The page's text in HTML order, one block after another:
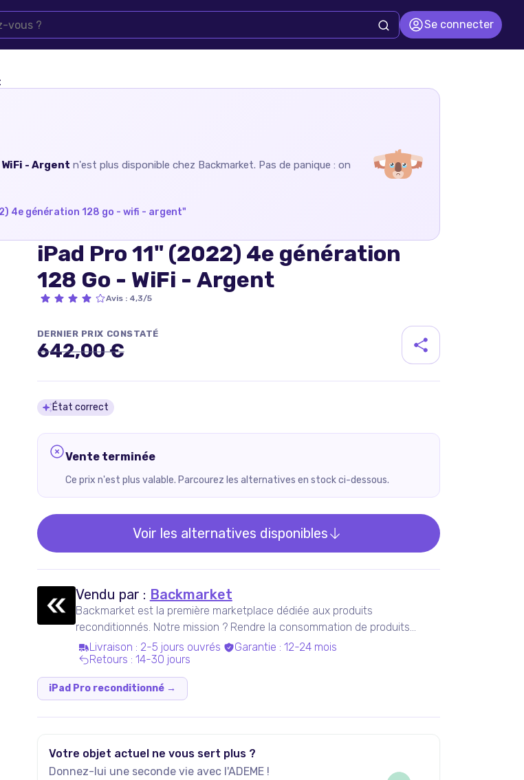
Se connecter
- Argent n'est plus disponible chez Backmarket. Pas de panique : on
4e génération 128 go - wifi - argent"
iPad Pro 11" (2022) 4e génération
128 Go - WiFi - Argent
Avis: 4,3/5
DERNIER PRIX CONSTATÉ
642,00 €
Détails du produit
État correct
Vente terminée
Ce prix n'est plus valable. Parcourez les alternatives en stock ci-dessous.
Voir les alternatives disponibles
Vendu par : Backmarket
Backmarket est la première marketplace dédiée aux produits
reconditionnés. Notre mission ? Rendre la consommation de produits
ressuscités mainstream.
Livraison : 2-5 jours ouvrés Garantie : 12-24 mois
Retours : 14-30 jours
iPad Pro reconditionné→
Votre objet actuel ne vous sert plus ?
Donnez-lui une seconde vie avec l'ADEME !